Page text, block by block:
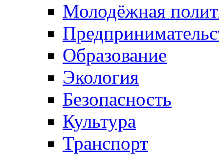
Молодёжная
Образование
Экология
Безопасность
Культура
Транспорт